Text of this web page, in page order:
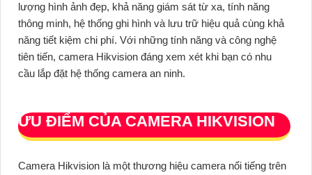
lượng hình ảnh đẹp, khả năng giám sát từ xa, tính năng
thông minh, hệ thống ghi hình và lưu trữ hiệu quả cùng khả
năng tiết kiệm chi phí. Với những tính năng và công nghệ
tiên tiến, camera Hikvision đáng xem xét khi bạn có nhu
cầu lắp đặt hệ thống camera an ninh.
ƯU ĐIỂM CỦA CAMERA HIKVISION
Camera Hikvision là một thương hiệu camera nổi tiếng trên